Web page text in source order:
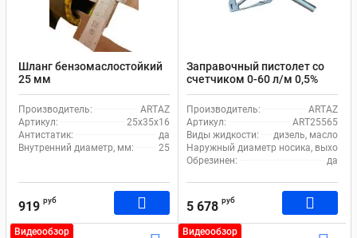
Шланг бензомаслостойкий
25 мм
Производитель:
ARTAZ
Артикул:
25х35х16
Антистатик:
да
Внутренний диаметр, мм:
25
919 руб
Заправочный пистолет со
счетчиком 0-60 л/м 0,5%
Производитель:
ARTAZ
Артикул:
ART25565
Виды жидкости:
дизель, масло
Наружный диаметр носика,
Обрезинен:
да
5 678 руб
Видеообзор Видеообзор